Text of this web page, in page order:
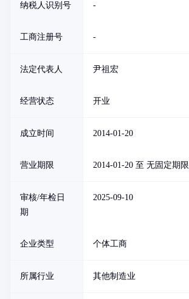
纳税人识别号 -
工商注册号 -
法定代表人 尹祖宏
经营状态 开业
成立时间 2014-01-20
营业期限 2014-01-20 至 无固定期限
审核/年检日
期
2025-09-10
企业类型 个体工商
所属行业 其他制造业